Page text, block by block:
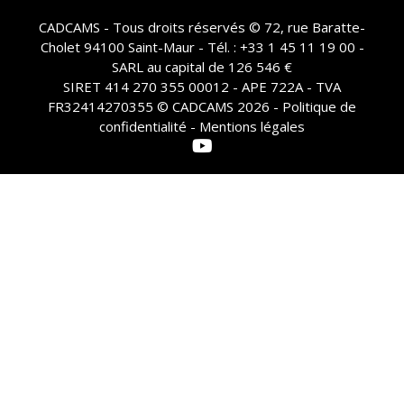
CADCAMS - Tous droits réservés © 72, rue Baratte-
Cholet 94100 Saint-Maur - Tél. : +33 1 45 11 19 00 -
SARL au capital de 126 546 €
SIRET 414 270 355 00012 - APE 722A - TVA
FR32414270355 © CADCAMS 2026 - Politique de
confidentialité - Mentions légales